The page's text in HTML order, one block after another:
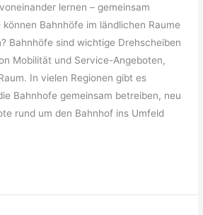
lernen – gemeinsam
Bahnhöfe im ländlichen Raume
Bahnhöfe sind wichtige Drehscheiben
Mobilität und Service-Angeboten,
In vielen Regionen gibt es
Bahnhofe gemeinsam betreiben, neu
rund um den Bahnhof ins Umfeld